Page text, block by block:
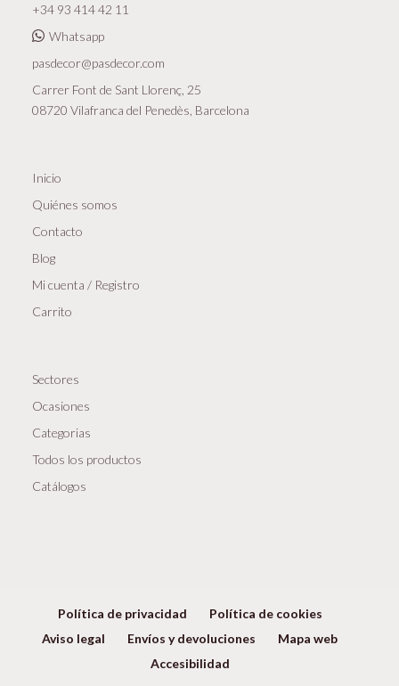
+34 93 414 42 11
Whatsapp
pasdecor@pasdecor.com
Carrer Font de Sant Llorenç, 25
08720 Vilafranca del Penedès, Barcelona
Inicio
Quiénes somos
Contacto
Blog
Mi cuenta / Registro
Carrito
Sectores
Ocasiones
Categorias
Todos los productos
Catálogos
Política de privacidad
Política de cookies
Aviso legal
Envíos y devoluciones
Mapa web
Accesibilidad